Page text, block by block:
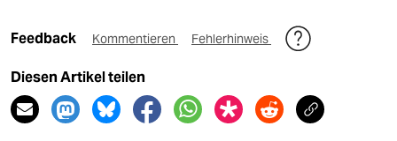
Feedback Kommentieren Fehlerhinweis
Diesen Artikel teilen